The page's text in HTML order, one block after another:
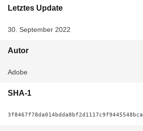
Letztes Update
30. September 2022
Autor
Adobe
SHA-1
3f8467f78da014bdda8bf2d1117c9f9445548bca